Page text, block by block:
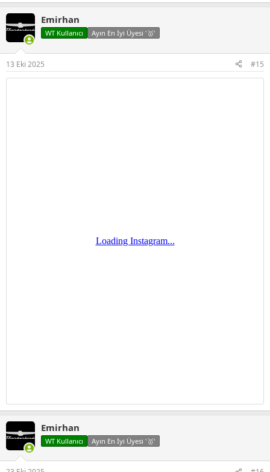
Emirhan
WT Kullanıcı Ayın En İyi Üyesi '🥇'
13 Eki 2025 #15
Emirhan
WT Kullanıcı Ayın En İyi Üyesi '🥇'